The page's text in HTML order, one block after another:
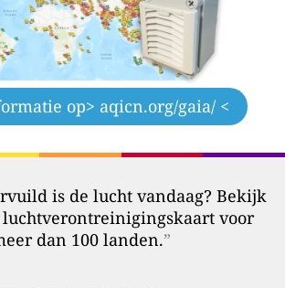
op> aqicn.org/gaia/ <
is de lucht vandaag? Bekijk
voor
dan 100 landen.”